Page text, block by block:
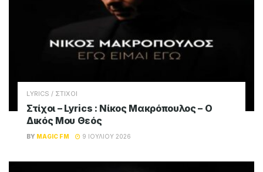
LYRICS / ΣΤΙΧΟΙ
Στίχοι – Lyrics : Νίκος Μακρόπουλος – Ο
Δικός Μου Θεός
BY MAGIC FM 9 ΙΟΥΛΊΟΥ 2026